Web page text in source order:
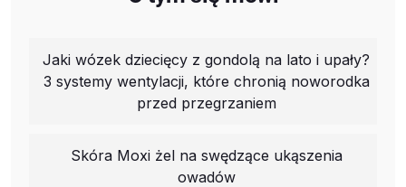
Jaki wózek dziecięcy z gondolą na lato i upały?
3 systemy wentylacji, które chronią noworodka
przed przegrzaniem
Skóra Moxi żel na swędzące ukąszenia
owadów